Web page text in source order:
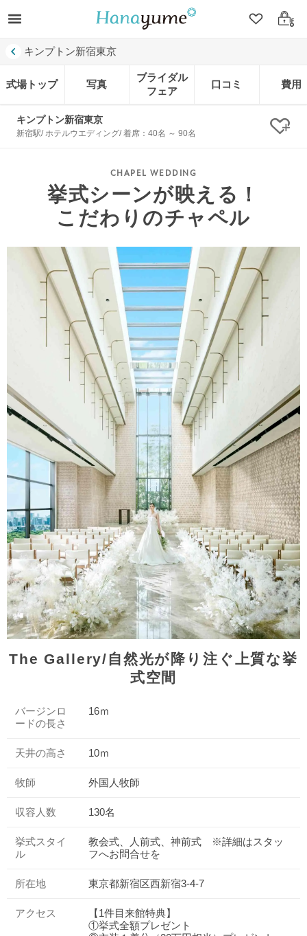
クリップ
ログ
キンプトン新宿東京
式場トップ 写真
ブライダル
フェア
口コミ 費用
キンプトン新宿東京
新宿駅/ ホテルウエディング/ 着席：40名 ～ 90名 ク
挙式シーンが映える！
こだわりのチャペル
The Gallery/自然光が降り注ぐ上質な挙
式空間
バージンロ
ードの長さ
16ｍ
天井の高さ 10ｍ
牧師 外国人牧師
収容人数 130名
挙式スタイ
ル
教会式、人前式、神前式 ※詳細はスタッ
フへお問合せを
所在地 東京都新宿区西新宿3-4-7
アクセス
【1件目来館特典】
①挙式全額プレゼント